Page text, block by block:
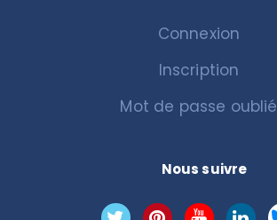
Connexion
Inscription
Mot de passe oublié
Nous suivre